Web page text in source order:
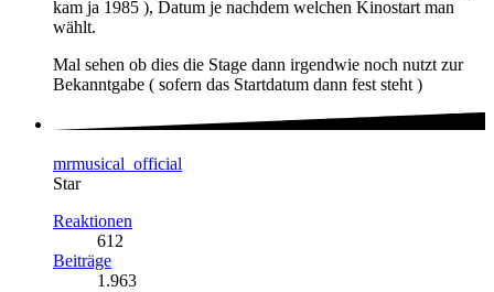
kam ja 1985 ), Datum je nachdem welchen Kinostart man
wählt.
Mal sehen ob dies die Stage dann irgendwie noch nutzt zur
Bekanntgabe ( sofern das Startdatum dann fest steht )
mrmusical_official
Star
Reaktionen
612
Beiträge
1.963